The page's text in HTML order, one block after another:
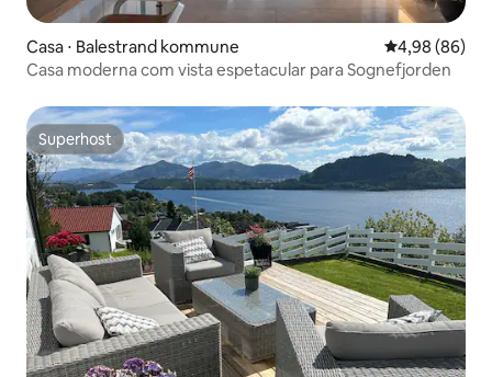
Casa ⋅ Balestrand kommune 4,98 de uma
4,98 (86)
Casa moderna com vista espetacular para Sognefjorden
Superhost
Superhost